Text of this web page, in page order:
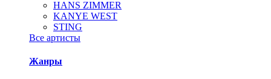
HANS ZIMMER
KANYE WEST
STING
Все артисты
Жанры